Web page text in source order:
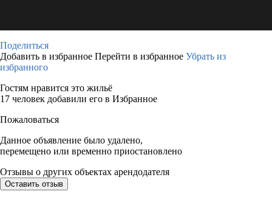
Поделиться
Добавить в избранное Перейти в избранное Убрать из
избранного
Гостям нравится это жильё
17 человек добавили его в Избранное
Пожаловаться
Данное объявление было удалено,
перемещено или временно приостановлено
Отзывы о других объектах арендодателя
Оставить отзыв